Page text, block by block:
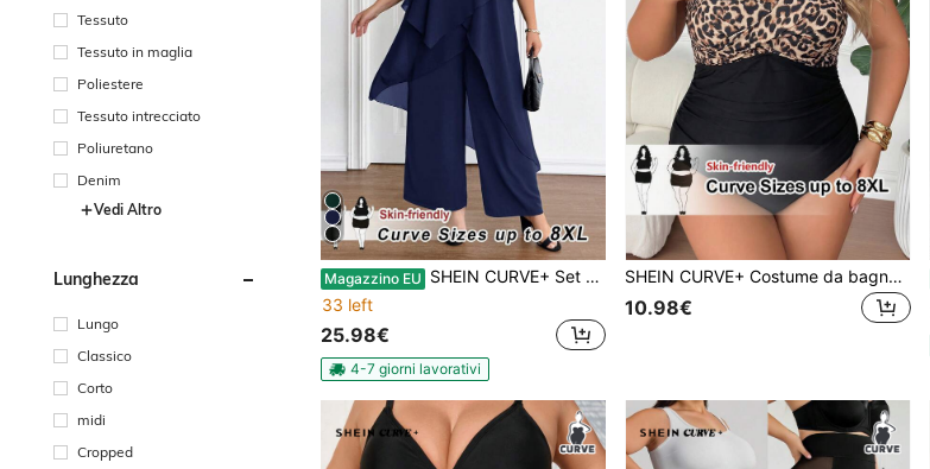
Tessuto
Tessuto in maglia
Poliestere
Tessuto intrecciato
Poliuretano
Denim
Vedi Altro
Lunghezza
Lungo
Classico
Corto
midi
Cropped
Magazzino EU SHEIN CURVE+ Set casual da 2 pezzi da donna taglie forti con top a maniche a pipistrello, scollo rotondo, orlo asimmetrico e pantaloni, tinta unita
33 left
25.98€
4-7 giorni lavorativi
SHEIN CURVE+ Costume da bagno intero da donna taglie forti con stampa leopardata e inserti, adatto per spiaggia, resort, piscina
10.98€